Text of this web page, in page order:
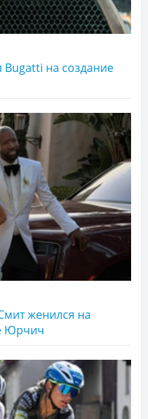
на создание
женился на
Юрчич